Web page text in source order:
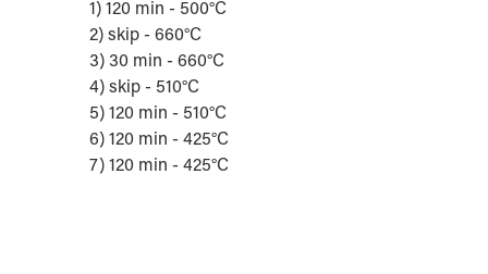
1) 120 min - 500°C
2) skip - 660°C
3) 30 min - 660°C
4) skip - 510°C
5) 120 min - 510°C
6) 120 min - 425°C
7) 120 min - 425°C